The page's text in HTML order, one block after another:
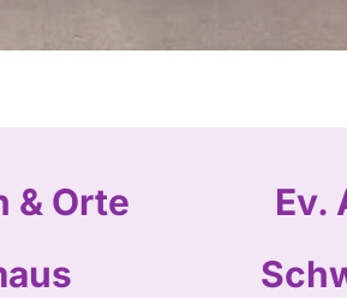
& Orte
Ev.